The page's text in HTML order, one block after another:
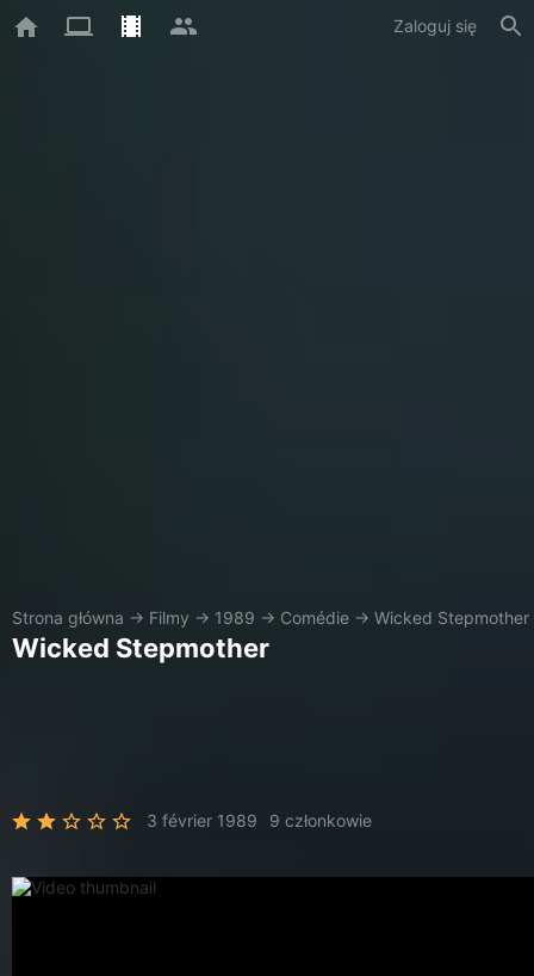
Zaloguj się
Strona główna → Filmy → 1989 → Comédie → Wicked Stepmother
Wicked Stepmother
3 février 1989 9 członkowie